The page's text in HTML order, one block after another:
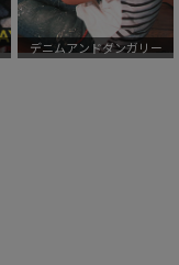
デニムアンドダンガリー